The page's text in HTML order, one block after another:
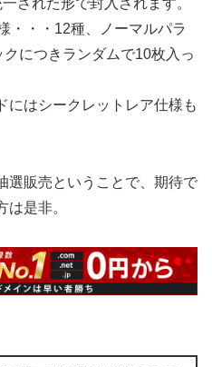
された形で封入されます。
・・・12種、ノーマルパラ
につきランダムで10枚入っ
はシークレットレア仕様も
選販売ということで、期待で
は是非。